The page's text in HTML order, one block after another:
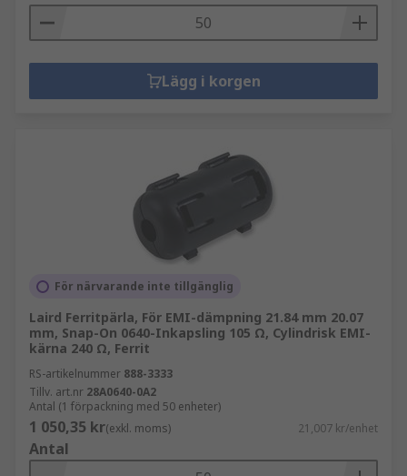
Lägg i korgen
För närvarande inte tillgänglig
Laird Ferritpärla, För EMI-dämpning 21.84 mm 20.07
mm, Snap-On 0640-Inkapsling 105 Ω, Cylindrisk EMI-
kärna 240 Ω, Ferrit
RS-artikelnummer 888-3333
Tillv. art.nr 28A0640-0A2
Antal (1 förpackning med 50 enheter)
1 050,35 kr(exkl. moms) 21,007 kr/enhet
Antal